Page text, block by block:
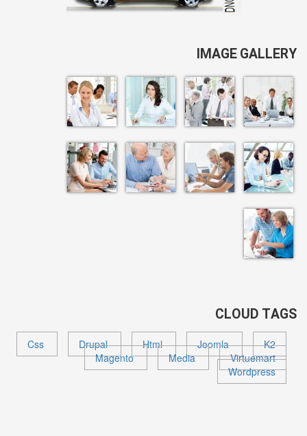
IMAGE GALLERY
CLOUD TAGS
Css Drupal Html Joomla
K2
Magento
Media
Virtuemart
Wordpress